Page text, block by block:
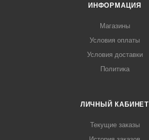
ИНФОРМАЦИЯ
Магазины
Условия оплаты
Условия доставки
Политика
ЛИЧНЫЙ КАБИНЕТ
Текущие заказы